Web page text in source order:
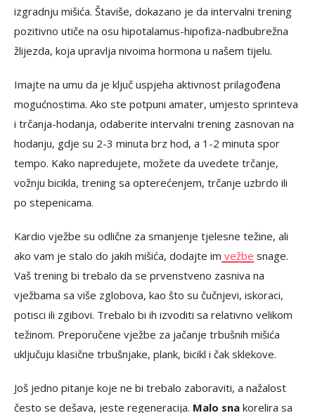
izgradnju mišića. Štaviše, dokazano je da intervalni trening
pozitivno utiče na osu hipotalamus-hipofiza-nadbubrežna
žlijezda, koja upravlja nivoima hormona u našem tijelu.
Imajte na umu da je ključ uspjeha aktivnost prilagođena
mogućnostima. Ako ste potpuni amater, umjesto sprinteva
i trčanja-hodanja, odaberite intervalni trening zasnovan na
hodanju, gdje su 2-3 minuta brz hod, a 1-2 minuta spor
tempo. Kako napredujete, možete da uvedete trčanje,
vožnju bicikla, trening sa opterećenjem, trčanje uzbrdo ili
po stepenicama.
Kardio vježbe su odlične za smanjenje tjelesne težine, ali
ako vam je stalo do jakih mišića, dodajte im vežbe snage.
Vaš trening bi trebalo da se prvenstveno zasniva na
vježbama sa više zglobova, kao što su čučnjevi, iskoraci,
potisci ili zgibovi. Trebalo bi ih izvoditi sa relativno velikom
težinom. Preporučene vježbe za jačanje trbušnih mišića
uključuju klasične trbušnjake, plank, bicikl i čak sklekove.
Još jedno pitanje koje ne bi trebalo zaboraviti, a nažalost
često se dešava, jeste regeneracija. Malo sna korelira sa